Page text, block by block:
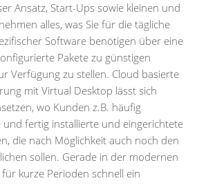
Ansatz, Start-Ups sowie kleinen und
alles, was Sie für die tägliche
Software benötigen über eine
Pakete zu günstigen
Verfügung zu stellen. Cloud basierte
mit Virtual Desktop lässt sich
wo Kunden z.B. häufig
und fertig installierte und eingerichtete
die nach Möglichkeit auch noch den
sollen. Gerade in der modernen
kurze Perioden schnell ein